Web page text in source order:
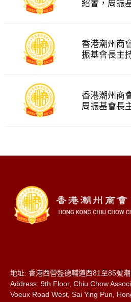
紹會，周振
香港潮州商
振基會長主
香港潮州商
周振基會長
地址: 香港西營盤德輔道西81至85號
Address: 9th Floor, Chiu Chow
Voeux Road West, Sai Ying Pun,